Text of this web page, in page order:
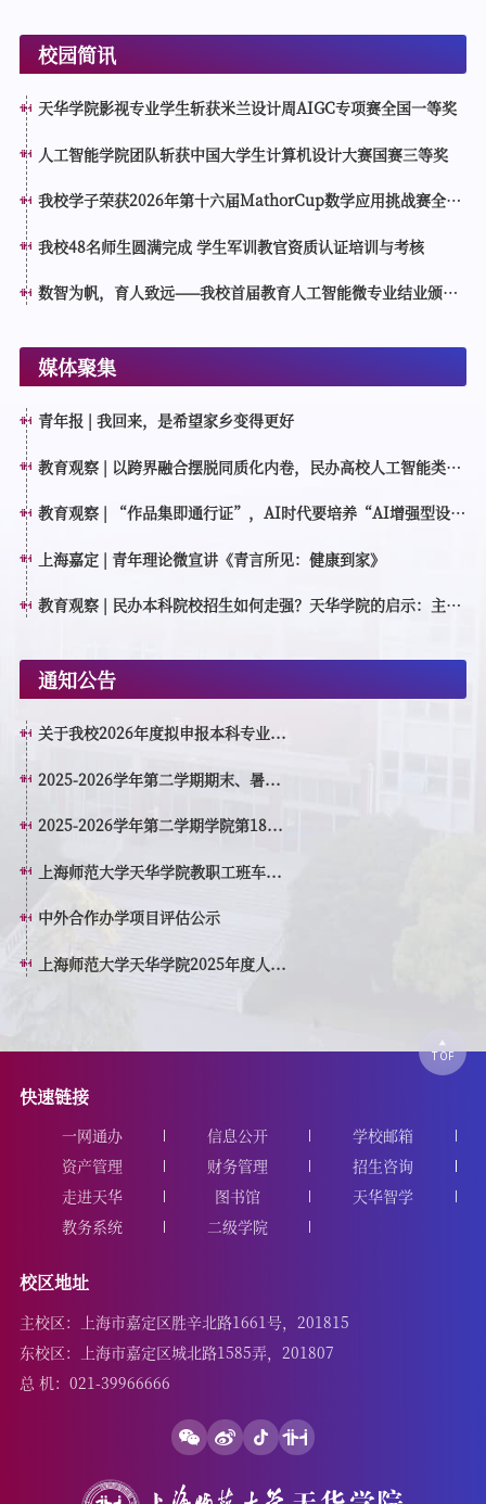
校园简讯
天华学院影视专业学生斩获米兰设计周AIGC专项赛全国一等奖
人工智能学院团队斩获中国大学生计算机设计大赛国赛三等奖
我校学子荣获2026年第十六届MathorCup数学应用挑战赛全国
我校48名师生圆满完成 学生军训教官资质认证培训与考核
数智为帆，育人致远——我校首届教育人工智能微专业结业颁证
媒体聚集
青年报 | 我回来，是希望家乡变得更好
教育观察 | 以跨界融合摆脱同质化内卷，民办高校人工智能类专
教育观察 | “作品集即通行证”，AI时代要培养“AI增强型设计
上海嘉定 | 青年理论微宣讲《青言所见：健康到家》
教育观察 | 民办本科院校招生如何走强？天华学院的启示：主动
通知公告
关于我校2026年度拟申报本科专业...
2025-2026学年第二学期期末、暑...
2025-2026学年第二学期学院第18...
上海师范大学天华学院教职工班车...
中外合作办学项目评估公示
上海师范大学天华学院2025年度人...
快速链接
一网通办 信息公开
学校邮箱
资产管理
财务管理
招生咨询
走进天华
图书馆
天华智学
教务系统
二级学院
校区地址
主校区：上海市嘉定区胜辛北路1661号，201815
东校区：上海市嘉定区城北路1585弄，201807
总 机：021-39966666